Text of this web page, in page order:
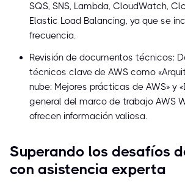
SQS, SNS, Lambda, CloudWatch,
Elastic Load Balancing, ya que se
frecuencia.
Revisión de documentos técnicos:
técnicos clave de AWS como
nube: Mejores prácticas de AWS» y
general del marco de trabajo AWS
ofrecen información valiosa.
Superando los desafíos
con asistencia experta